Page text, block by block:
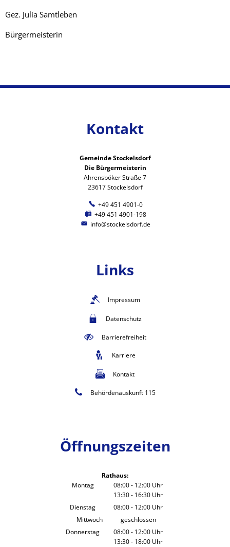
Gez. Julia Samtleben
Bürgermeisterin
Kontakt
Gemeinde Stockelsdorf
Die Bürgermeisterin
Ahrensböker Straße 7
23617 Stockelsdorf
+49 451 4901-0
+49 451 4901-198
info@stockelsdorf.de
Links
Impressum
Datenschutz
Barrierefreiheit
Karriere
Kontakt
Behördenauskunft 115
Öffnungszeiten
Rathaus:
Montag
08:00- 12:00 Uhr
Von 08:00 bis 12:00 Uhr
13:30- 16:30 Uhr
Von 13:30 bis 16:30 Uhr
Dienstag 08:00- 12:00 Uhr
Von 08:00 bis 12:00 Uhr
Mittwoch
geschlossen
Donnerstag
08:00- 12:00 Uhr
Von 08:00 bis 12:00 Uhr
13:30- 18:00 Uhr